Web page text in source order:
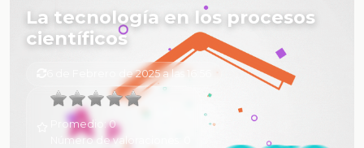
La tecnología en los procesos
científicos
6 de Febrero de 2025 a las 16:56
Promedio:0
Número de valoraciones: